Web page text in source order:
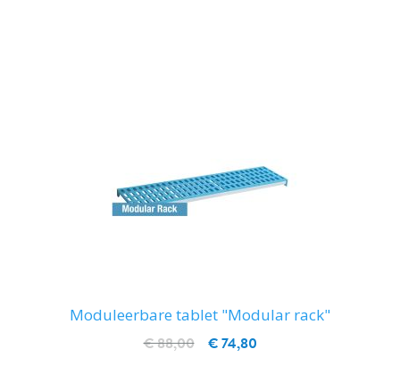
Moduleerbare tablet "Modular rack"
€ 74,80
€ 88,00